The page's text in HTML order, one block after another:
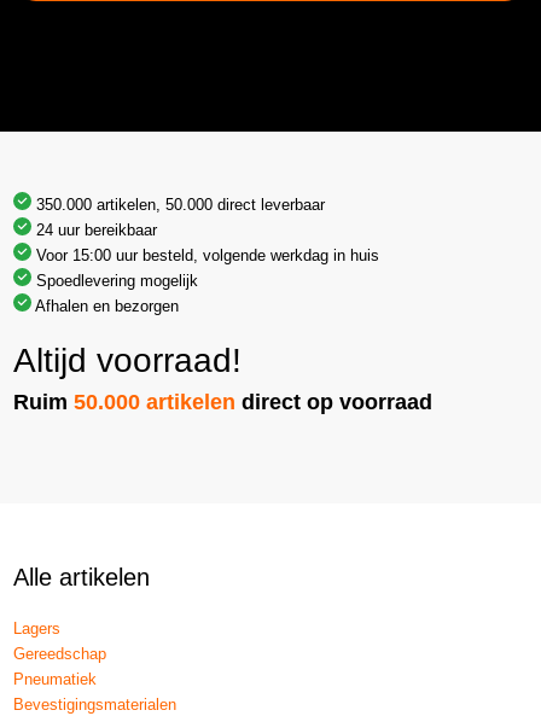
350.000 artikelen, 50.000 direct leverbaar
24 uur bereikbaar
Voor 15:00 uur besteld, volgende werkdag in huis
Spoedlevering mogelijk
Afhalen en bezorgen
Altijd voorraad!
Ruim50.000 artikelen direct op voorraad
Alle artikelen
Lagers
Gereedschap
Pneumatiek
Bevestigingsmaterialen